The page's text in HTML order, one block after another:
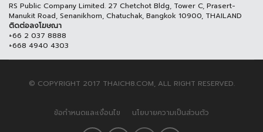
RS Public Company Limited. 27 Chetchot Bldg, Tower C, Prasert-
Manukit Road, Senanikhom, Chatuchak, Bangkok 10900, THAILAND
ติดต่อลงโฆษณา
+66 2 037 8888
+668 4940 4303
© COPYRIGHT 2017 THAICH8.COM, ALL RIGHT RESERVED.
ข้อกำหนดและเงื่อนไข นโยบายความเป็นส่วนตัว